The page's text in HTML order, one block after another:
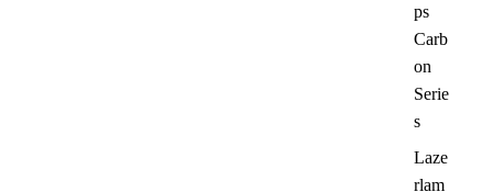
ps
Carb
on
Serie
s
Laze
rlam